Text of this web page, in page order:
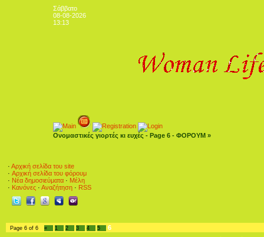
Σάββατο
08-08-2026
13:13
Ονομαστικές γιορτές κι ευχές - Page 6 - ΦΟΡΟΥΜ »
· Αρχική σελίδα του site
· Αρχική σελίδα του φόρουμ
· Νέα δημοσιεύματα · Μέλη
· Κανόνες · Αναζήτηση · RSS
Page 6 of 6 « 1 2 3 4 5 6